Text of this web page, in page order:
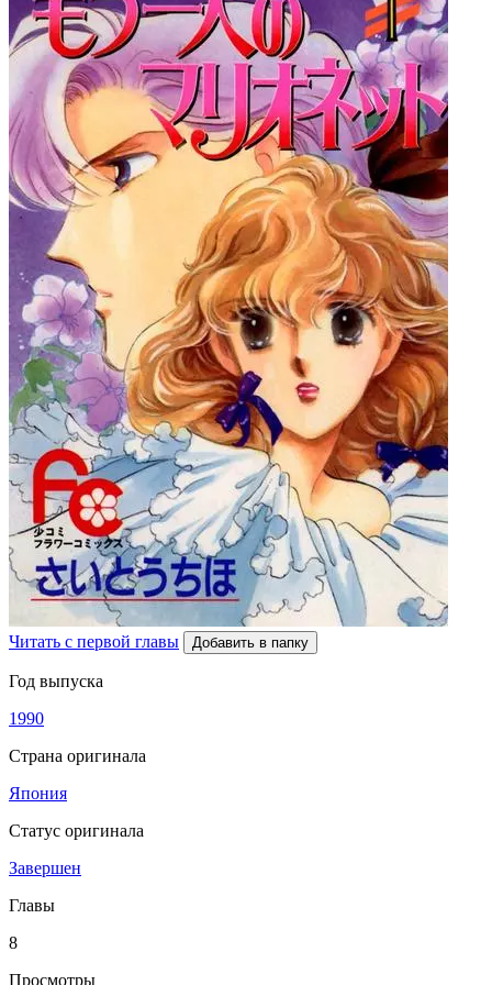
Читать с первой главы Добавить в папку
Год выпуска
1990
Страна оригинала
Япония
Статус оригинала
Завершен
Главы
8
Просмотры